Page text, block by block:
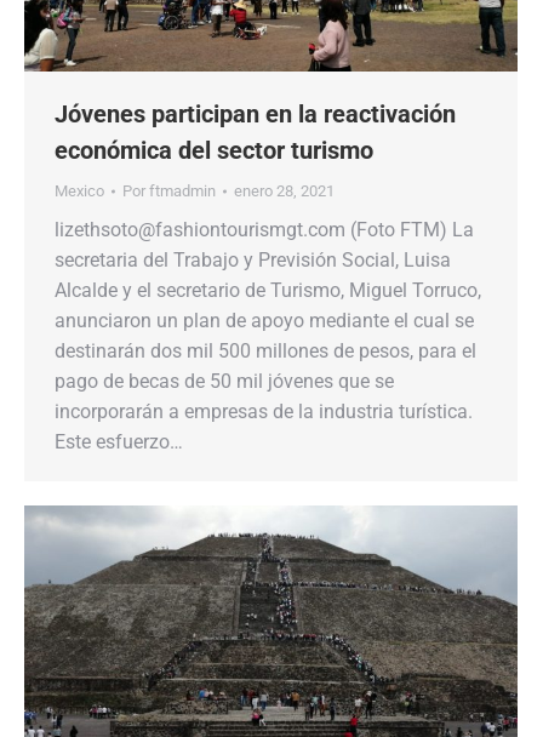
Jóvenes participan en la reactivación
económica del sector turismo
Mexico Por ftmadmin enero 28, 2021
lizethsoto@fashiontourismgt.com (Foto FTM) La
secretaria del Trabajo y Previsión Social, Luisa
Alcalde y el secretario de Turismo, Miguel Torruco,
anunciaron un plan de apoyo mediante el cual se
destinarán dos mil 500 millones de pesos, para el
pago de becas de 50 mil jóvenes que se
incorporarán a empresas de la industria turística.
Este esfuerzo…